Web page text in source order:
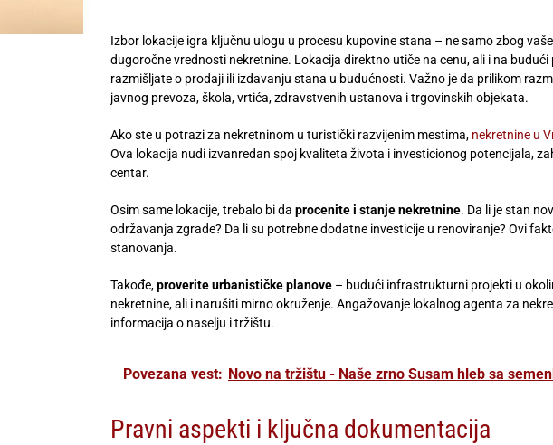
Izbor lokacije igra ključnu ulogu u procesu kupovine stana – ne samo zbog
dugoročne vrednosti nekretnine. Lokacija direktno utiče na cenu, ali i na
razmišljate o prodaji ili izdavanju stana u budućnosti. Važno je da prilikom
javnog prevoza, škola, vrtića, zdravstvenih ustanova i trgovinskih objekata.
Ako ste u potrazi za nekretninom u turistički razvijenim mestima, nekretnine u
Ova lokacija nudi izvanredan spoj kvaliteta života i investicionog potencijala,
centar.
Osim same lokacije, trebalo bi da procenite i stanje nekretnine. Da li je stan
održavanja zgrade? Da li su potrebne dodatne investicije u renoviranje? Ovi
stanovanja.
Takođe,proverite urbanističke planove – budući infrastrukturni projekti u
nekretnine, ali i narušiti mirno okruženje. Angažovanje lokalnog agenta za
informacija o naselju i tržištu.
Povezana vest: Novo na tržištu - Naše zrno Susam hleb sa
Pravni aspekti i ključna dokumentacija